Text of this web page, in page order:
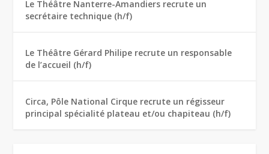
Le Théâtre Nanterre-Amandiers recrute un
secrétaire technique (h/f)
Le Théâtre Gérard Philipe recrute un responsable
de l’accueil (h/f)
Circa, Pôle National Cirque recrute un régisseur
principal spécialité plateau et/ou chapiteau (h/f)